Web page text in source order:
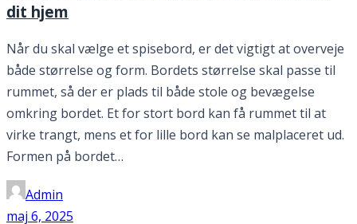
dit hjem
Når du skal vælge et spisebord, er det vigtigt at overveje
både størrelse og form. Bordets størrelse skal passe til
rummet, så der er plads til både stole og bevægelse
omkring bordet. Et for stort bord kan få rummet til at
virke trangt, mens et for lille bord kan se malplaceret ud.
Formen på bordet…
Admin
maj 6, 2025